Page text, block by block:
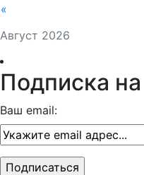
Август 2026
«
Подписка
Ваш email: